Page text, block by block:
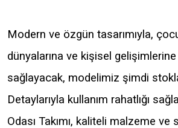
Modern ve özgün tasarımıyla,
dünyalarına ve kişisel gelişimlerine
sağlayacak, modelimiz şimdi
Detaylarıyla kullanım rahatlığı
Odası Takımı, kaliteli malzeme